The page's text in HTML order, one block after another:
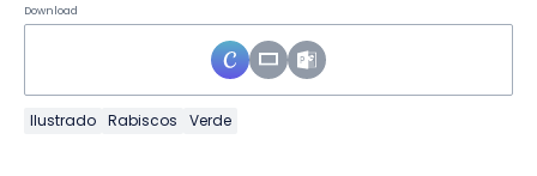
Download
Ilustrado Rabiscos Verde